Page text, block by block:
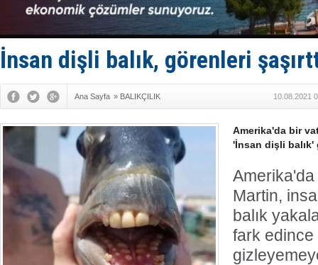
Dışişleri
Depo ve
SES
İnsan dişli balık, görenleri
Ana Sayfa » BALIKÇILIK 10.08.2021
Amerika'da bir
'İnsan dişli
Martin,
balık
fark edince